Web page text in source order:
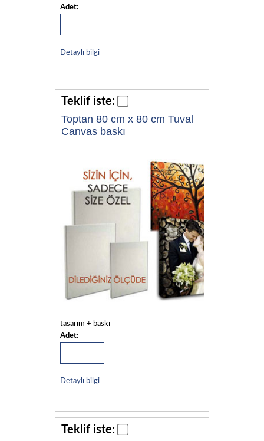
Adet:
Detaylı bilgi
Teklif iste:
Toptan 80 cm x 80 cm Tuval
Canvas baskı
tasarım + baskı
Adet:
Detaylı bilgi
Teklif iste: